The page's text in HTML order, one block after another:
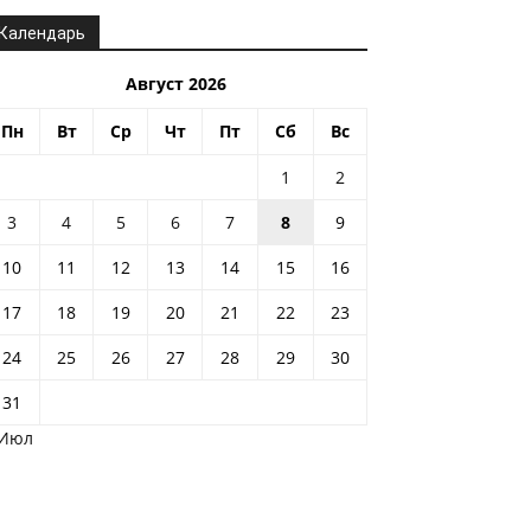
Август 2026
Пн Вт Ср Чт Пт Сб Вс
1
2
3
4 5 6 7 8
9
10
11 12 13 14 15
16
17
18 19 20 21 22
23
24
25 26 27 28 29
30
31